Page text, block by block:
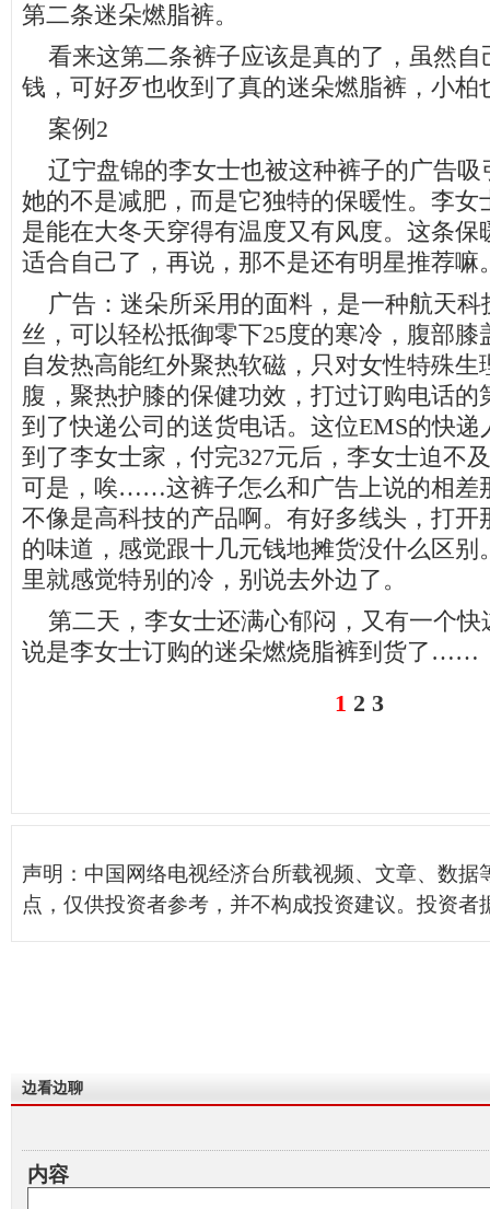
第二条迷朵燃脂裤。
看来这第二条裤子应该是真的了，虽然自
钱，可好歹也收到了真的迷朵燃脂裤，小柏
案例2
辽宁盘锦的李女士也被这种裤子的广告吸
她的不是减肥，而是它独特的保暖性。李女
是能在大冬天穿得有温度又有风度。这条保
适合自己了，再说，那不是还有明星推荐嘛
广告：迷朵所采用的面料，是一种航天科
丝，可以轻松抵御零下25度的寒冷，腹部
自发热高能红外聚热软磁，只对女性特殊生
腹，聚热护膝的保健功效，打过订购电话的
到了快递公司的送货电话。这位EMS的快
到了李女士家，付完327元后，李女士迫不
可是，唉……这裤子怎么和广告上说的相差
不像是高科技的产品啊。有好多线头，打开
的味道，感觉跟十几元钱地摊货没什么区别
里就感觉特别的冷，别说去外边了。
第二天，李女士还满心郁闷，又有一个快
说是李女士订购的迷朵燃烧脂裤到货了……
1 2 3
声明：中国网络电视经济台所载视频、文章、数据
点，仅供投资者参考，并不构成投资建议。投资者
边看边聊
内容